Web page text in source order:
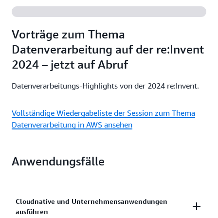
Weitere Informationen
AWS helfen kann.
Weitere Informationen
Vorträge zum Thema
Datenverarbeitung auf der re:Invent
2024 – jetzt auf Abruf
Datenverarbeitungs-Highlights von der 2024 re:Invent.
Vollständige Wiedergabeliste der Session zum Thema
Datenverarbeitung in AWS ansehen
Anwendungsfälle
Cloudnative und Unternehmensanwendungen
ausführen